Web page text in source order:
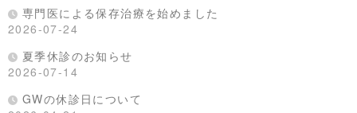
専門医による保存治療を始めました
2026-07-24
夏季休診のお知らせ
2026-07-14
GWの休診日について